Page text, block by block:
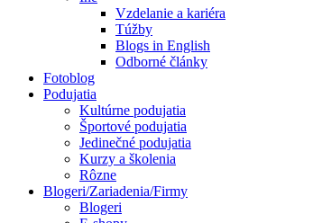
Vzdelanie a kariéra
Túžby
Blogs in English
Odborné články
Fotoblog
Podujatia
Kultúrne podujatia
Športové podujatia
Jedinečné podujatia
Kurzy a školenia
Rôzne
Blogeri/Zariadenia/Firmy
Blogeri